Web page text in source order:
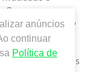
preços e
Em caso
é o do
por isso
de grandes
anúncios
continuar
Política de